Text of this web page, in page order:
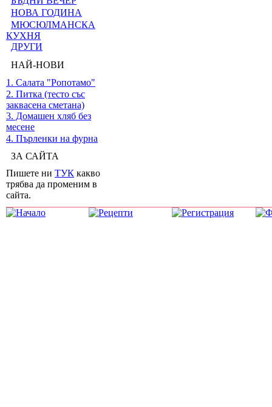
НОВА ГОДИНА
МЮСЮЛМАНСКА
КУХНЯ
ДРУГИ
НАЙ-НОВИ
1. Салата "Ропотамо"
2. Питка (тесто със
заквасена сметана)
3. Домашен хляб без
месене
4. Пърленки на фурна
ЗА САЙТА
Пишете ни ТУК какво
трябва да променим в
сайта.